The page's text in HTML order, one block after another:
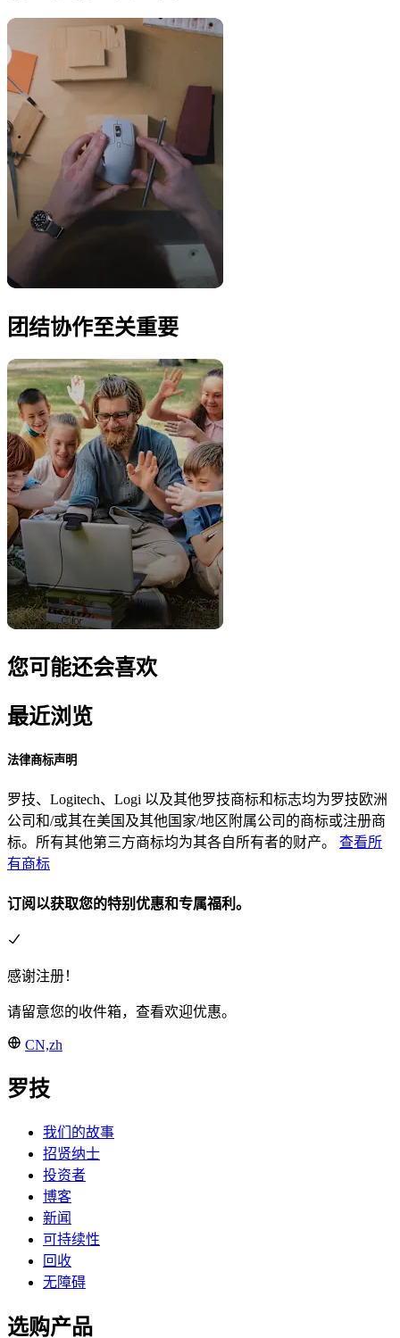
团结协作至关重要
您可能还会喜欢
最近浏览
法律商标声明
罗技、Logitech、Logi 以及其他罗技商标和标志均为罗技欧洲
公司和/或其在美国及其他国家/地区附属公司的商标或注册商
标。所有其他第三方商标均为其各自所有者的财产。 查看所
有商标
订阅以获取您的特别优惠和专属福利。
感谢注册！
请留意您的收件箱，查看欢迎优惠。
CN,zh
罗技
我们的故事
招贤纳士
投资者
博客
新闻
可持续性
回收
无障碍
选购产品